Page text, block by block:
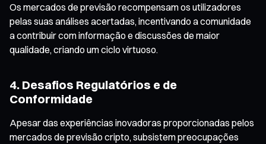
Os mercados de previsão recompensam os utilizadores
pelas suas análises acertadas, incentivando a comunidade
a contribuir com informação e discussões de maior
qualidade, criando um ciclo virtuoso.
4. Desafios Regulatórios e de
Conformidade
Apesar das experiências inovadoras proporcionadas pelos
mercados de previsão cripto, subsistem preocupações